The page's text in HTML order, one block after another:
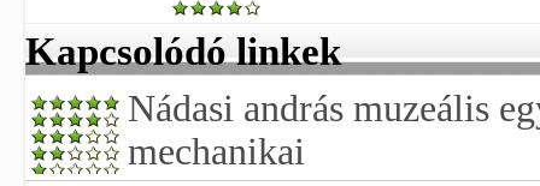
Kapcsolódó linkek
Nádasi andrás muzeális
mechanikai